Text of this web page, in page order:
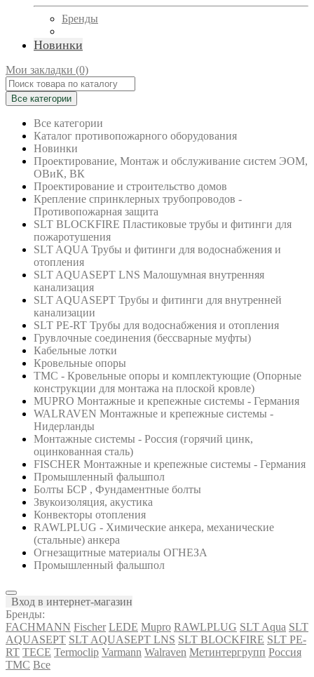
Бренды
Новинки
Мои закладки (0)
Все категории
Все категории
Каталог противопожарного оборудования
Новинки
Проектирование, Монтаж и обслуживание систем ЭОМ,
ОВиК, ВК
Проектирование и строительство домов
Крепление спринклерных трубопроводов -
Противопожарная защита
SLT BLOCKFIRE Пластиковые трубы и фитинги для
пожаротушения
SLT AQUA Трубы и фитинги для водоснабжения и
отопления
SLT AQUASEPT LNS Малошумная внутренняя
канализация
SLT AQUASEPT Трубы и фитинги для внутренней
канализации
SLT PE-RT Трубы для водоснабжения и отопления
Грувлочные соединения (бессварные муфты)
Кабельные лотки
Кровельные опоры
ТМС - Кровельные опоры и комплектующие (Опорные
конструкции для монтажа на плоской кровле)
MUPRO Монтажные и крепежные системы - Германия
WALRAVEN Монтажные и крепежные системы -
Нидерланды
Монтажные системы - Россия (горячий цинк,
оцинкованная сталь)
FISCHER Монтажные и крепежные системы - Германия
Промышленный фальшпол
Болты БСР , Фундаментные болты
Звукоизоляция, акустика
Конвекторы отопления
RAWLPLUG - Химические анкера, механические
(стальные) анкера
Огнезащитные материалы ОГНЕЗА
Промышленный фальшпол
Вход в интернет-магазин
Бренды:
FACHMANN Fischer LEDE Mupro RAWLPLUG SLT Aqua SLT
AQUASEPT SLT AQUASEPT LNS SLT BLOCKFIRE SLT PE-
RT TECE Termoclip Varmann Walraven Метинтергрупп Россия
ТМС Все